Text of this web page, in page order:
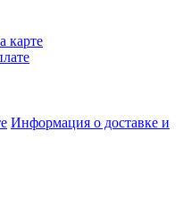
карте
Информация о доставке и